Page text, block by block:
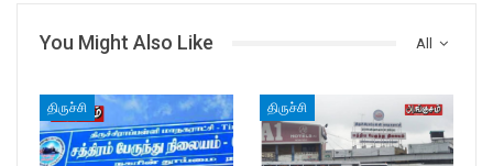
All
You Might Also Like
திருச்சி திருச்சி